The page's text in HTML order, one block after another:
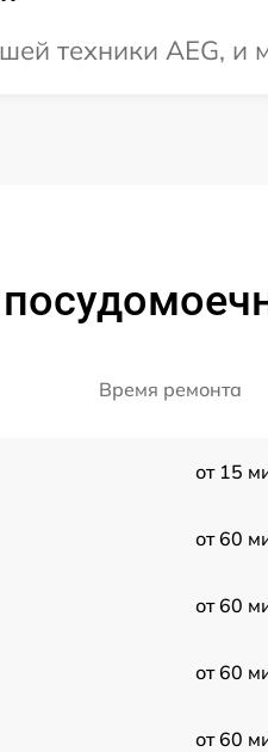
техники AEG, и
Время ремонта
от 15
от 60
от 60
от 60
от 60